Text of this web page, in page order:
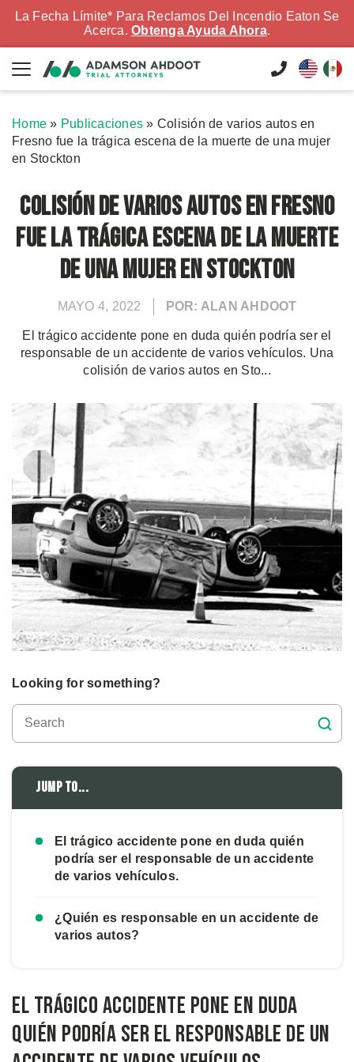
La Fecha Límite* Para Reclamos Del Incendio Eaton Se
Acerca. Obtenga Ayuda Ahora.
Home » Publicaciones » Colisión de varios autos en
Fresno fue la trágica escena de la muerte de una mujer
en Stockton
Colisión de varios autos en Fresno
fue la trágica escena de la muerte
de una mujer en Stockton
MAYO 4, 2022 POR: ALAN AHDOOT
El trágico accidente pone en duda quién podría ser el
responsable de un accidente de varios vehículos. Una
colisión de varios autos en Sto...
Looking for something?
Jump to...
El trágico accidente pone en duda quién
podría ser el responsable de un accidente
de varios vehículos.
¿Quién es responsable en un accidente de
varios autos?
El trágico accidente pone en duda
quién podría ser el responsable de un